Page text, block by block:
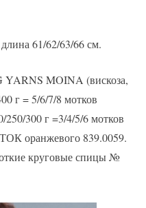
61/62/63/66 см.
YARNS MOINA (вискоза,
г = 5/6/7/8 мотков
250/300 г =3/4/5/6 мотков
оранжевого 839.0059.
круговые спицы №